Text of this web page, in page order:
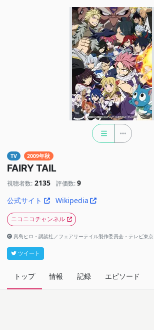
TV 2009年秋
FAIRY TAIL
視聴者数: 2135 評価数: 9
公式サイト
Wikipedia
ニコニコチャンネル
真島ヒロ・講談社／フェアリーテイル製作委員会・テレビ東京
ツイート
トップ 情報 記録 エピソード